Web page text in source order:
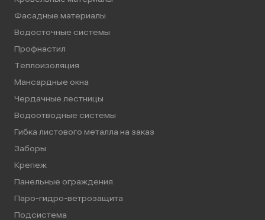
Фасадные материалы
Водосточные системы
Профнастил
Теплоизоляция
Мансардные окна
Чердачные лестницы
Водоотводные системы
Гибка листового металла на заказ
Заборы
Крепеж
Панельные ограждения
Паро-гидро-ветрозащита
Подсистема